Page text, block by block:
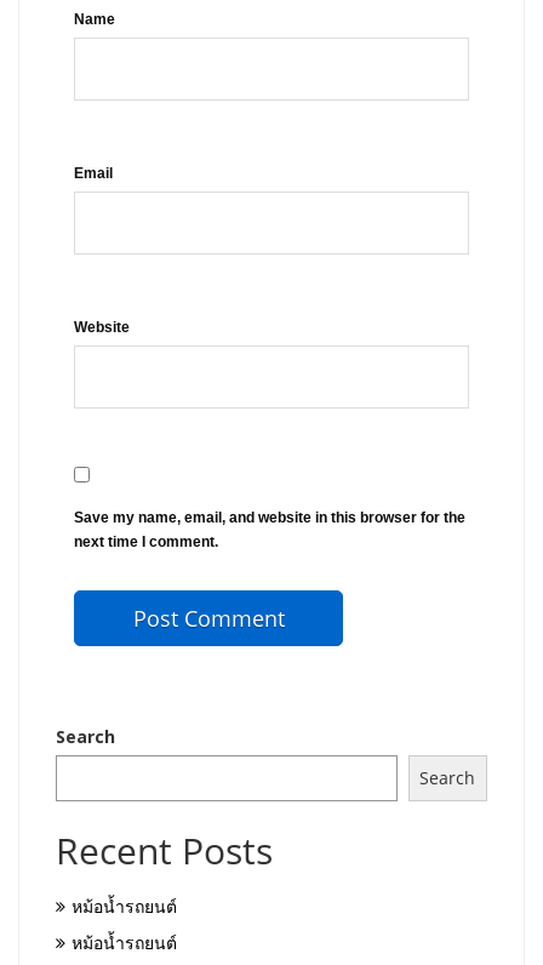
Name
Email
Website
Save my name, email, and website in this browser for the
next time I comment.
Search
Search
Recent Posts
หม้อน้ำรถยนต์
หม้อน้ำรถยนต์